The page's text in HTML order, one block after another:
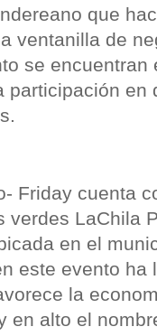
que
ventanilla de
se encuentran
participación en
Friday cuenta
verdes LaChila
en el
este evento ha
la
en alto el